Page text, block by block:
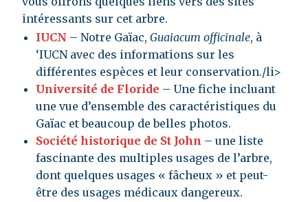
intéressants sur cet arbre.
IUCN – Notre Gaïac, Guaiacum officinale, à
‘IUCN avec des informations sur les
différentes espèces et leur conservation./li>
Université de Floride – Une fiche incluant
une vue d’ensemble des caractéristiques du
Gaïac et beaucoup de belles photos.
Société historique de St John – une liste
fascinante des multiples usages de l’arbre,
dont quelques usages « fâcheux » et peut-
être des usages médicaux dangereux.